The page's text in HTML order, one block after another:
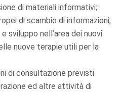
di materiali informativi;
di scambio di informazioni,
sviluppo nell’area dei nuovi
nuove terapie utili per la
di consultazione previsti
ed altre attività di